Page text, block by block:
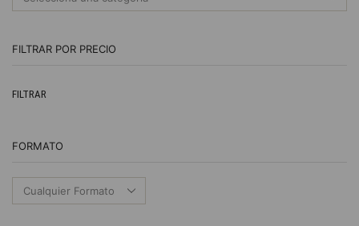
FILTRAR POR PRECIO
FILTRAR
FORMATO